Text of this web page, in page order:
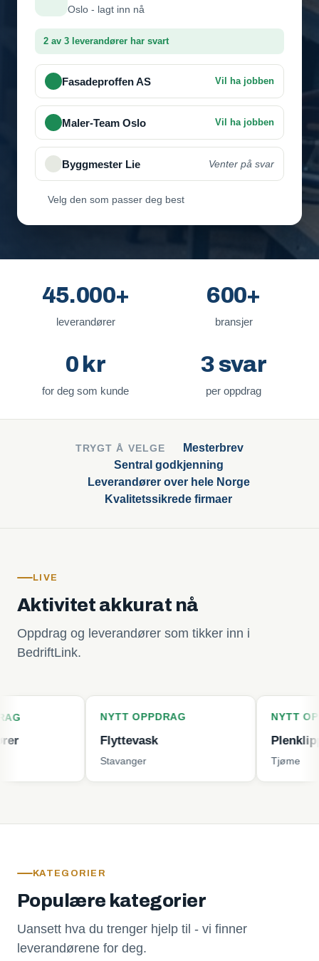
Oslo - lagt inn nå
2 av 3 leverandører har svart
Fasadeproffen AS Vil ha jobben
Velg den som passer deg best
45.000+
leverandører
600+
bransjer
0 kr
for deg som kunde
3 svar
per oppdrag
TRYGT Å VELGE
Mesterbrev
Sentral godkjenning
Leverandører over hele Norge
Kvalitetssikrede firmaer
LIVE
Aktivitet akkurat nå
Oppdrag og leverandører som tikker inn i
BedriftLink.
NYTT OPPDRAG
Flyttevask
NYTT OPPDRAG
Plenklipping
KATEGORIER
Populære kategorier
Uansett hva du trenger hjelp til - vi finner
leverandørene for deg.